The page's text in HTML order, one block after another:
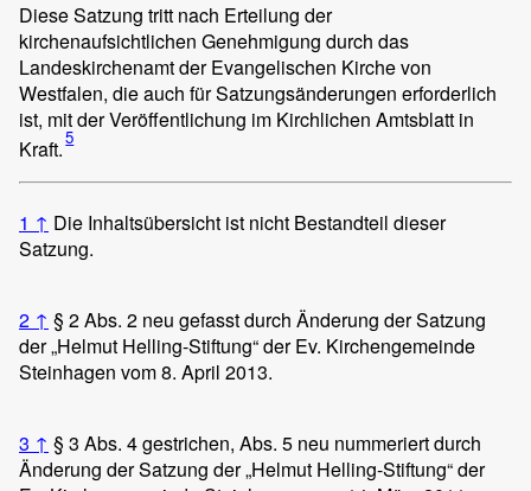
Diese Satzung tritt nach Erteilung der
kirchenaufsichtlichen Genehmigung durch das
Landeskirchenamt der Evangelischen Kirche von
Westfalen, die auch für Satzungsänderungen erforderlich
ist, mit der Veröffentlichung im Kirchlichen Amtsblatt in
Kraft.5
1 ↑ Die Inhaltsübersicht ist nicht Bestandteil dieser
Satzung.
2 ↑ § 2 Abs. 2 neu gefasst durch Änderung der Satzung
der „Helmut Helling-Stiftung“ der Ev. Kirchengemeinde
Steinhagen vom 8. April 2013.
3 ↑ § 3 Abs. 4 gestrichen, Abs. 5 neu nummeriert durch
Änderung der Satzung der „Helmut Helling-Stiftung“ der